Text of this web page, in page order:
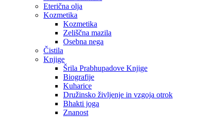
Eterična olja
Kozmetika
Kozmetika
Zeliščna mazila
Osebna nega
Čistila
Knjige
Šrila Prabhupadove Knjige
Biografije
Kuharice
Družinsko življenje in vzgoja otrok
Bhakti joga
Znanost